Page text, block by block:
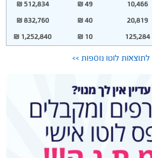
10,466
49 ₪
512,834 ₪
20,819
40 ₪
832,760 ₪
125,284
10 ₪
1,252,840 ₪
לתוצאות לוטו נוספות >>